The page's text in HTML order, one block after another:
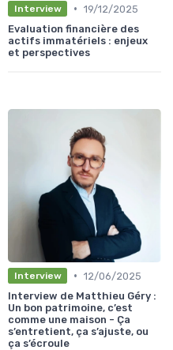
Interview • 19/12/2025
Evaluation financière des
actifs immatériels : enjeux
et perspectives
Interview • 12/06/2025
Interview de Matthieu Géry :
Un bon patrimoine, c’est
comme une maison - Ça
s’entretient, ça s’ajuste, ou
ça s’écroule